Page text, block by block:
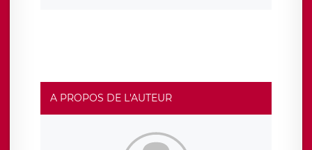
rue Léopold Sédar Senghor, joignable à l’adresse mail :
responsabledetraitement@legavox.fr. Vous avez
également le droit d’introduire une réclamation auprès
d’une autorité de contrôle.
A PROPOS DE L'AUTEUR